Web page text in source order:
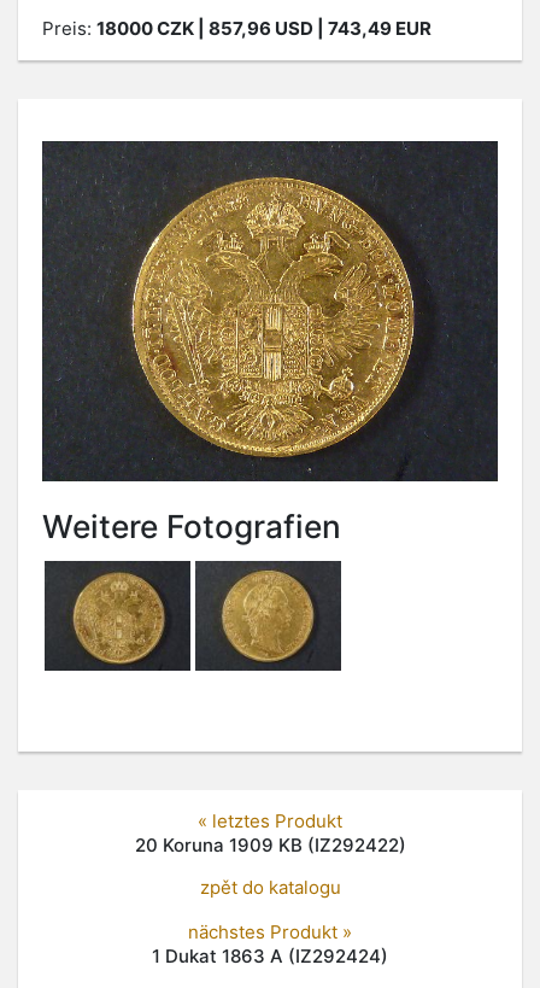
Preis: 18000CZK | 857,96 USD | 743,49 EUR
Weitere Fotografien
« letztes Produkt
20 Koruna 1909 KB (IZ292422)
zpět do katalogu
nächstes Produkt »
1 Dukat 1863 A (IZ292424)